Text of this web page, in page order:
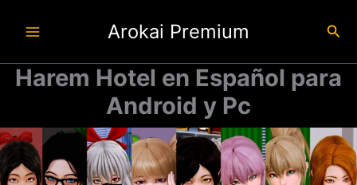
Arokai Premium
Harem Hotel en Español para
Android y Pc